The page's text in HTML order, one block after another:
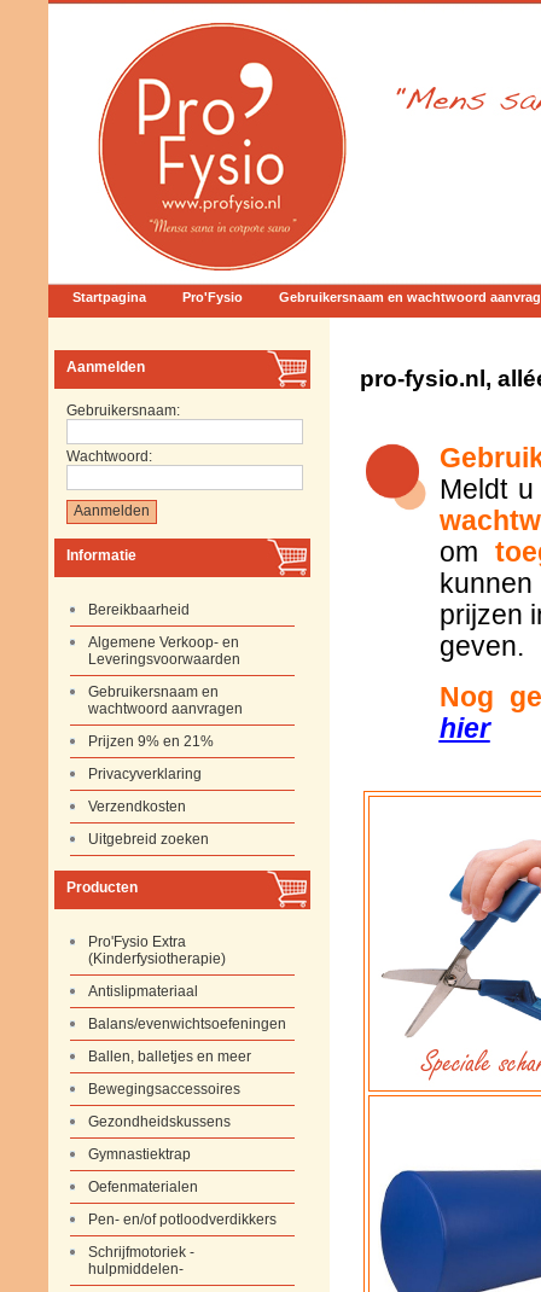
Startpagina Pro'Fysio Gebruikersnaam en wachtwoord
Aanmelden
Gebruikersnaam:
Wachtwoord:
Informatie
Bereikbaarheid
Algemene Verkoop- en
Leveringsvoorwaarden
Gebruikersnaam en
wachtwoord aanvragen
Prijzen 9% en 21%
Privacyverklaring
Verzendkosten
Uitgebreid zoeken
Producten
Pro'Fysio Extra
(Kinderfysiotherapie)
Antislipmateriaal
Balans/evenwichtsoefeningen
Ballen, balletjes en meer
Bewegingsaccessoires
Gezondheidskussens
Gymnastiektrap
Oefenmaterialen
Pen- en/of potloodverdikkers
Schrijfmotoriek -
hulpmiddelen-
pro-fysio.nl,
Meldt
om
kunnen
prijzen
geven.
Nog
hier